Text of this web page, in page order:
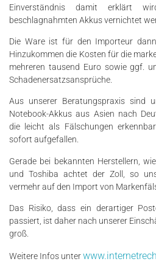
Einverständnis damit erklärt
beschlagnahmten Akkus vernichtet
Die Ware ist für den Importeur
Hinzukommen die Kosten für die
mehreren tausend Euro sowie ggf.
Schadenersatzsansprüche.
Aus unserer Beratungspraxis sind
Notebook-Akkus aus Asien nach
die leicht als Fälschungen
sofort aufgefallen.
Gerade bei bekannten Herstellern,
und Toshiba achtet der Zoll, so
vermehr auf den Import von
Das Risiko, dass ein derartiger
passiert, ist daher nach unserer
groß.
Weitere Infos unter